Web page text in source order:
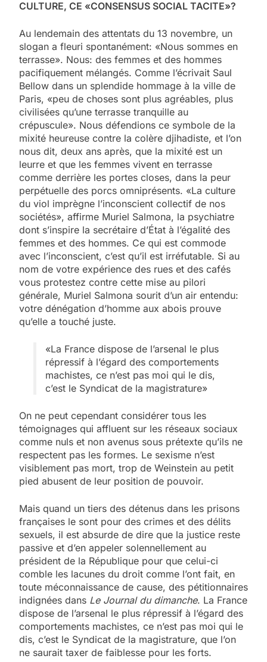
CULTURE, CE «CONSENSUS SOCIAL TACITE»?
Au lendemain des attentats du 13 novembre, un
slogan a fleuri spontanément: «Nous sommes en
terrasse». Nous: des femmes et des hommes
pacifiquement mélangés. Comme l’écrivait Saul
Bellow dans un splendide hommage à la ville de
Paris, «peu de choses sont plus agréables, plus
civilisées qu’une terrasse tranquille au
crépuscule». Nous défendions ce symbole de la
mixité heureuse contre la colère djihadiste, et l’on
nous dit, deux ans après, que la mixité est un
leurre et que les femmes vivent en terrasse
comme derrière les portes closes, dans la peur
perpétuelle des porcs omniprésents. «La culture
du viol imprègne l’inconscient collectif de nos
sociétés», affirme Muriel Salmona, la psychiatre
dont s’inspire la secrétaire d’État à l’égalité des
femmes et des hommes. Ce qui est commode
avec l’inconscient, c’est qu’il est irréfutable. Si au
nom de votre expérience des rues et des cafés
vous protestez contre cette mise au pilori
générale, Muriel Salmona sourit d’un air entendu:
votre dénégation d’homme aux abois prouve
qu’elle a touché juste.
«La France dispose de l’arsenal le plus
répressif à l’égard des comportements
machistes, ce n’est pas moi qui le dis,
c’est le Syndicat de la magistrature»
On ne peut cependant considérer tous les
témoignages qui affluent sur les réseaux sociaux
comme nuls et non avenus sous prétexte qu’ils ne
respectent pas les formes. Le sexisme n’est
visiblement pas mort, trop de Weinstein au petit
pied abusent de leur position de pouvoir.
Mais quand un tiers des détenus dans les prisons
françaises le sont pour des crimes et des délits
sexuels, il est absurde de dire que la justice reste
passive et d’en appeler solennellement au
président de la République pour que celui-ci
comble les lacunes du droit comme l’ont fait, en
toute méconnaissance de cause, des pétitionnaires
indignées dans Le Journal du dimanche. La France
dispose de l’arsenal le plus répressif à l’égard des
comportements machistes, ce n’est pas moi qui le
dis, c’est le Syndicat de la magistrature, que l’on
ne saurait taxer de faiblesse pour les forts.